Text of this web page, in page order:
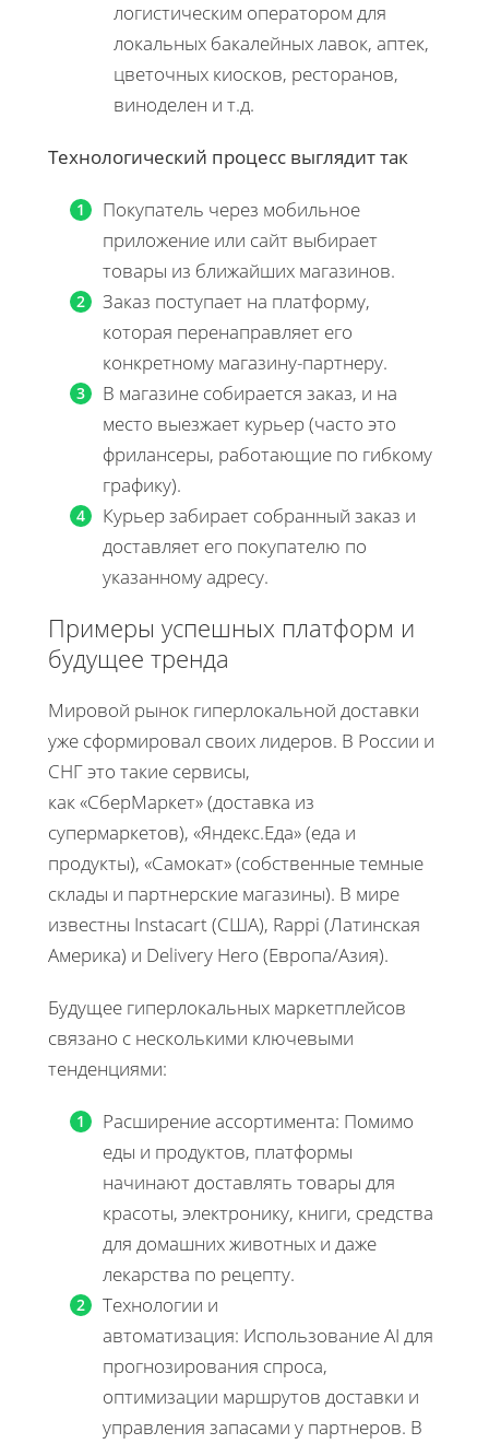
логистическим оператором для
локальных бакалейных лавок, аптек,
цветочных киосков, ресторанов,
виноделен и т.д.
Технологический процесс выглядит так
Покупатель через мобильное
приложение или сайт выбирает
товары из ближайших магазинов.
Заказ поступает на платформу,
которая перенаправляет его
конкретному магазину-партнеру.
В магазине собирается заказ, и на
место выезжает курьер (часто это
фрилансеры, работающие по гибкому
графику).
Курьер забирает собранный заказ и
доставляет его покупателю по
указанному адресу.
Примеры успешных платформ и
будущее тренда
Мировой рынок гиперлокальной доставки
уже сформировал своих лидеров. В России и
СНГ это такие сервисы,
как «СберМаркет» (доставка из
супермаркетов), «Яндекс.Еда» (еда и
продукты), «Самокат» (собственные темные
склады и партнерские магазины). В мире
известны Instacart (США), Rappi (Латинская
Америка) и Delivery Hero (Европа/Азия).
Будущее гиперлокальных маркетплейсов
связано с несколькими ключевыми
тенденциями:
Расширение ассортимента: Помимо
еды и продуктов, платформы
начинают доставлять товары для
красоты, электронику, книги, средства
для домашних животных и даже
лекарства по рецепту.
Технологии и
автоматизация: Использование AI для
прогнозирования спроса,
оптимизации маршрутов доставки и
управления запасами у партнеров. В